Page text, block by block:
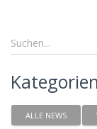
Kategorien
ALLE NEWS